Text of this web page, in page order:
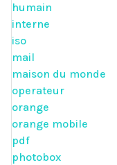
humain
interne
iso
mail
maison du monde
operateur
orange
orange mobile
pdf
photobox